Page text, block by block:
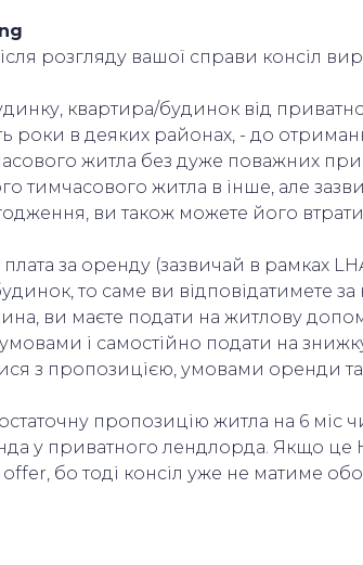
розгляду вашої справи консіл
квартира/будинок від
роки в деяких районах, - до
житла без дуже поважних
тимчасового житла в інше, але
ви також можете його
плата за оренду (зазвичай в рамках
то саме ви відповідатимете за
ви маєте подати на житлову
і самостійно подати на
з пропозицією, умовами оренди
пропозицію житла на 6 міс
у приватного лендлорда. Якщо це
бо тоді консіл уже не матиме